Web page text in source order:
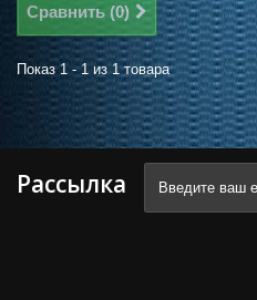
Сравнить (0)
Показ 1 - 1 из 1 товара
Рассылка